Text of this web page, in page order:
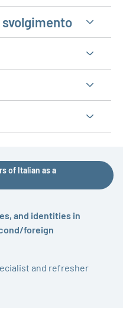
of Italian as a
and identities in
foreign
and refresher